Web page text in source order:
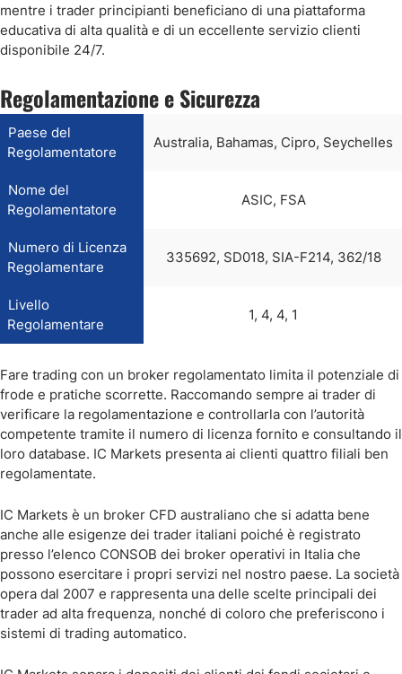
mentre i trader principianti beneficiano di una piattaforma
educativa di alta qualità e di un eccellente servizio clienti
disponibile 24/7.
Regolamentazione e Sicurezza
Paese del
Regolamentatore
Australia, Bahamas, Cipro, Seychelles
Nome del
Regolamentatore
ASIC, FSA
Numero di Licenza
Regolamentare
335692, SD018, SIA-F214, 362/18
Livello
Regolamentare
1, 4, 4, 1
Fare trading con un broker regolamentato limita il potenziale di
frode e pratiche scorrette. Raccomando sempre ai trader di
verificare la regolamentazione e controllarla con l’autorità
competente tramite il numero di licenza fornito e consultando il
loro database. IC Markets presenta ai clienti quattro filiali ben
regolamentate.
IC Markets è un broker CFD australiano che si adatta bene
anche alle esigenze dei trader italiani poiché è registrato
presso l’elenco CONSOB dei broker operativi in Italia che
possono esercitare i propri servizi nel nostro paese. La società
opera dal 2007 e rappresenta una delle scelte principali dei
trader ad alta frequenza, nonché di coloro che preferiscono i
sistemi di trading automatico.